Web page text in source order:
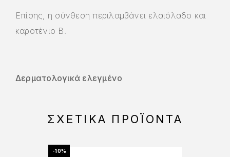
Επίσης, η σύνθεση περιλαμβάνει ελαιόλαδο και
καροτένιο Β.
Δερματολογικά ελεγμένο
ΣΧΕΤΙΚΆ ΠΡΟΪΌΝΤΑ
-10%